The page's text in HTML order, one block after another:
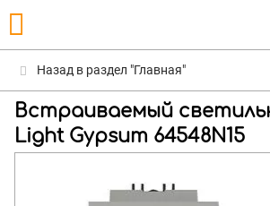
Назад в раздел "Главная"
Встраиваемый
Light Gypsum 64548N15